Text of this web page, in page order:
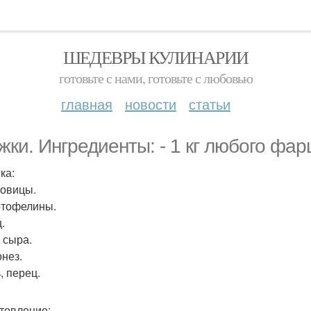
ШЕДЕВРЫ КУЛИНАРИИ
готовьте с нами, готовьте с любовью
главная новости статьи
Ингредиенты: - 1 кг любого
сыра.
перец.